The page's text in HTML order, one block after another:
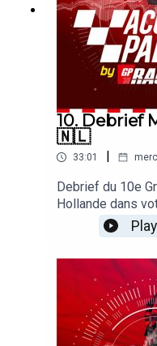
10. Debrief
🇳🇱
33:01 |
Debrief du 10e
Hollande dans
Paddock grâce
Michel Turco et
page consacrée
Marquez ! On
difficultés de
Marquez, le cas
déboires des
brulants qui
Play